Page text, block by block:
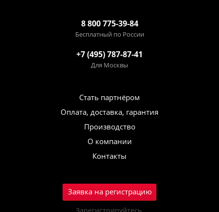
8 800 775-39-84
Бесплатный по России
+7 (495) 787-87-41
Для Москвы
Стать партнёром
Оплата, доставка, гарантия
Производство
О компании
Контакты
Заявка на регистрацию